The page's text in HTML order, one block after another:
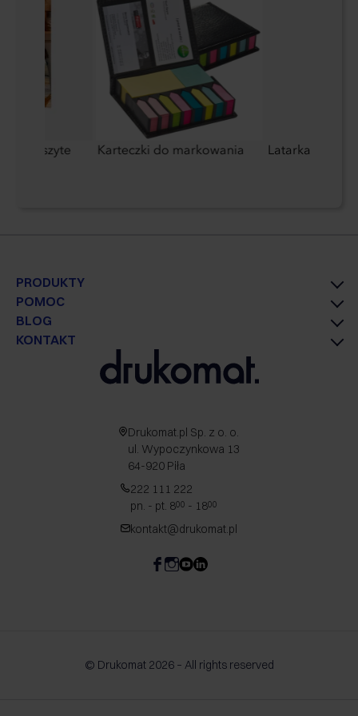
szyte Karteczki do markowania Latarka
PRODUKTY
POMOC
BLOG
KONTAKT
Drukomat.pl Sp. z o. o.
ul. Wypoczynkowa 13
64-920 Piła
222 111 222
pn. - pt. 800 - 1800
kontakt@drukomat.pl
© Drukomat 2026 – All rights reserved